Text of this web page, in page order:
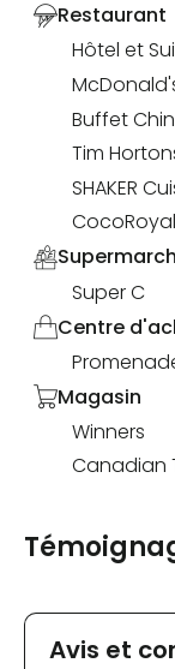
Restaurant
Hôtel et
Buffet
Tim
SHAKER
Super C
Centre
Magasin
Winners
Canadian
Avis et